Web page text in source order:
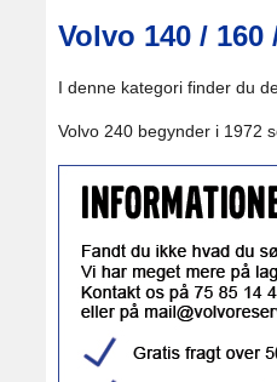
Volvo 140 / 160
I denne kategori finder du
Volvo 240 begynder i 1972